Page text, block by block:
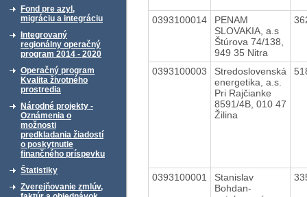
Fond pre azyl,
migráciu a integráciu
Integrovaný
regionálny operačný
program 2014 - 2020
Operačný program
Kvalita životného
prostredia
Národné projekty -
Oznámenia o
možnosti
predkladania žiadostí
o poskytnutie
finančného príspevku
Štatistiky
Zverejňovanie zmlúv,
0393100014
PENAM
SLOVAKIA, a.s
Štúrova 74/138,
949 35 Nitra
0393100003
Stredoslovenská
energetika, a.s.
Pri Rajčianke
8591/4B, 010 47
Žilina
0393100001
Stanislav
Bohdan-